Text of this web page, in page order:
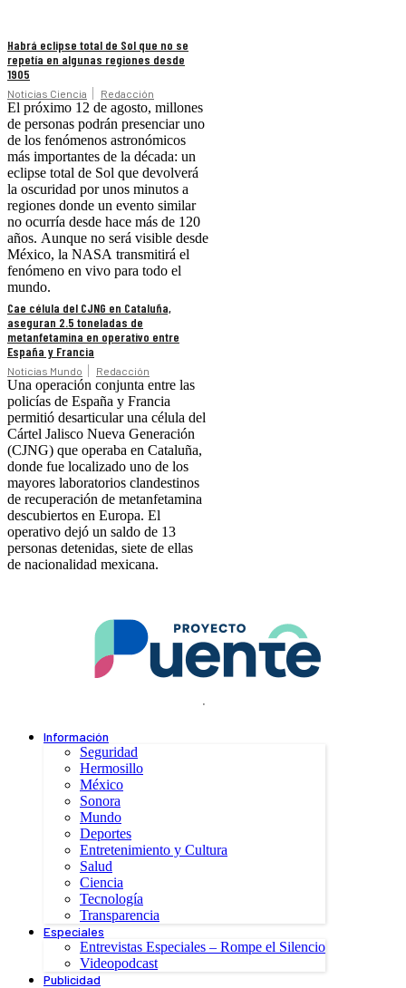
Habrá eclipse total de Sol que no se
repetía en algunas regiones desde
1905
Noticias Ciencia Redacción
El próximo 12 de agosto, millones
de personas podrán presenciar uno
de los fenómenos astronómicos
más importantes de la década: un
eclipse total de Sol que devolverá
la oscuridad por unos minutos a
regiones donde un evento similar
no ocurría desde hace más de 120
años. Aunque no será visible desde
México, la NASA transmitirá el
fenómeno en vivo para todo el
mundo.
Cae célula del CJNG en Cataluña,
aseguran 2.5 toneladas de
metanfetamina en operativo entre
España y Francia
Noticias Mundo Redacción
Una operación conjunta entre las
policías de España y Francia
permitió desarticular una célula del
Cártel Jalisco Nueva Generación
(CJNG) que operaba en Cataluña,
donde fue localizado uno de los
mayores laboratorios clandestinos
de recuperación de metanfetamina
descubiertos en Europa. El
operativo dejó un saldo de 13
personas detenidas, siete de ellas
de nacionalidad mexicana.
.
Información
Seguridad
Hermosillo
México
Sonora
Mundo
Deportes
Entretenimiento y Cultura
Salud
Ciencia
Tecnología
Transparencia
Especiales
Entrevistas Especiales – Rompe el Silencio
Videopodcast
Publicidad